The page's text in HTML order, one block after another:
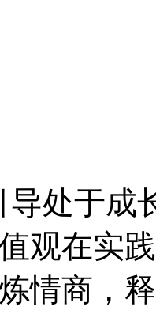
导处于成
观在实
情商，